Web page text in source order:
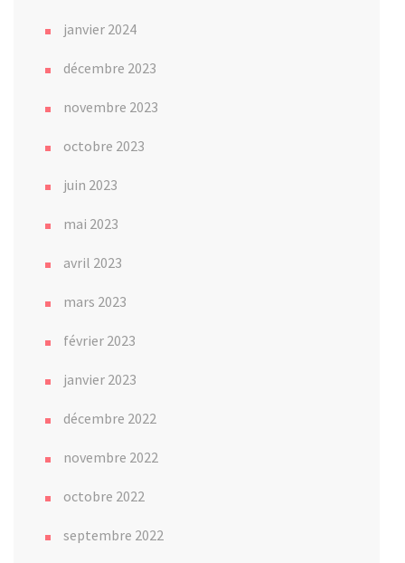
janvier 2024
décembre 2023
novembre 2023
octobre 2023
juin 2023
mai 2023
avril 2023
mars 2023
février 2023
janvier 2023
décembre 2022
novembre 2022
octobre 2022
septembre 2022